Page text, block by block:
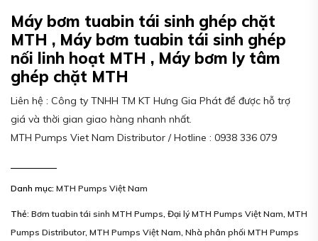
Máy bơm tuabin tái sinh ghép chặt
MTH , Máy bơm tuabin tái sinh ghép
nối linh hoạt MTH , Máy bơm ly tâm
ghép chặt MTH
Liên hệ : Công ty TNHH TM KT Hưng Gia Phát để được hỗ trợ
giá và thời gian giao hàng nhanh nhất.
MTH Pumps Viet Nam Distributor / Hotline : 0938 336 079
Danh mục: MTH Pumps Việt Nam
Thẻ: Bơm tuabin tái sinh MTH Pumps Đại lý MTH Pumps Việt Nam MTH
Pumps Distributor, MTH Pumps Việt Nam Nhà phân phối MTH Pumps